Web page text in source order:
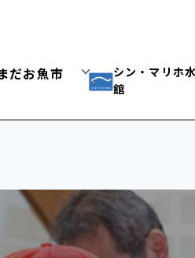
だお魚市
シン・マリホ
館